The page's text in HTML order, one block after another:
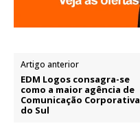
Artigo anterior
EDM Logos consagra-se
como a maior agência de
Comunicação Corporativa
do Sul